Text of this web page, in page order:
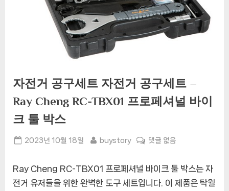
자전거 공구세트 자전거 공구세트 –
Ray Cheng RC-TBX01 프로페셔널 바이
크 툴 박스
Posted
2023년 10월 18일 By
buystory
자
공
구
댓글 없음
Ray Cheng RC-TBX01 프로페셔널 바이크 툴 박스는 자
전거 유저들을 위한 완벽한 도구 세트입니다. 이 제품은 탁월